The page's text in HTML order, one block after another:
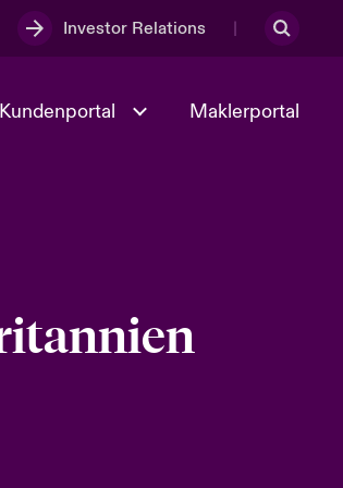
Investor Relations
Spectrum Cyber
Kundenportal Maklerportal